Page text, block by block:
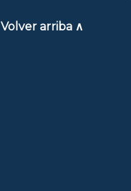
Volver arriba ∧